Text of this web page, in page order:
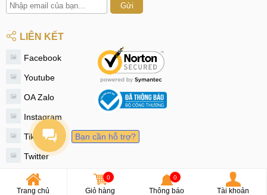
Gửi
LIÊN KẾT
Facebook
Youtube
OA Zalo
Instagram
Tiktok
Twitter
© 2020 - MobileCity
Trang chủ
0
Giỏ hàng
0
Thông báo Tài khoản
Bạn cần hỗ trợ?